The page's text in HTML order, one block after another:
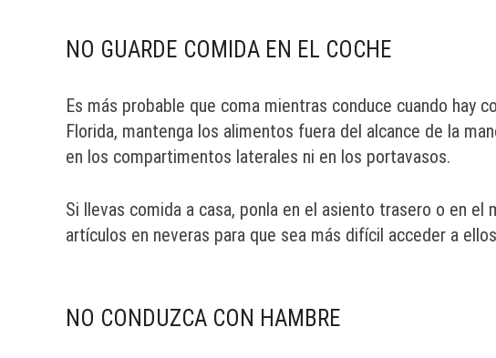
NO GUARDE COMIDA EN EL COCHE
Es más probable que coma mientras conduce cuando hay
Florida, mantenga los alimentos fuera del alcance de la
en los compartimentos laterales ni en los portavasos.
Si llevas comida a casa, ponla en el asiento trasero o en el
artículos en neveras para que sea más difícil acceder a
NO CONDUZCA CON HAMBRE